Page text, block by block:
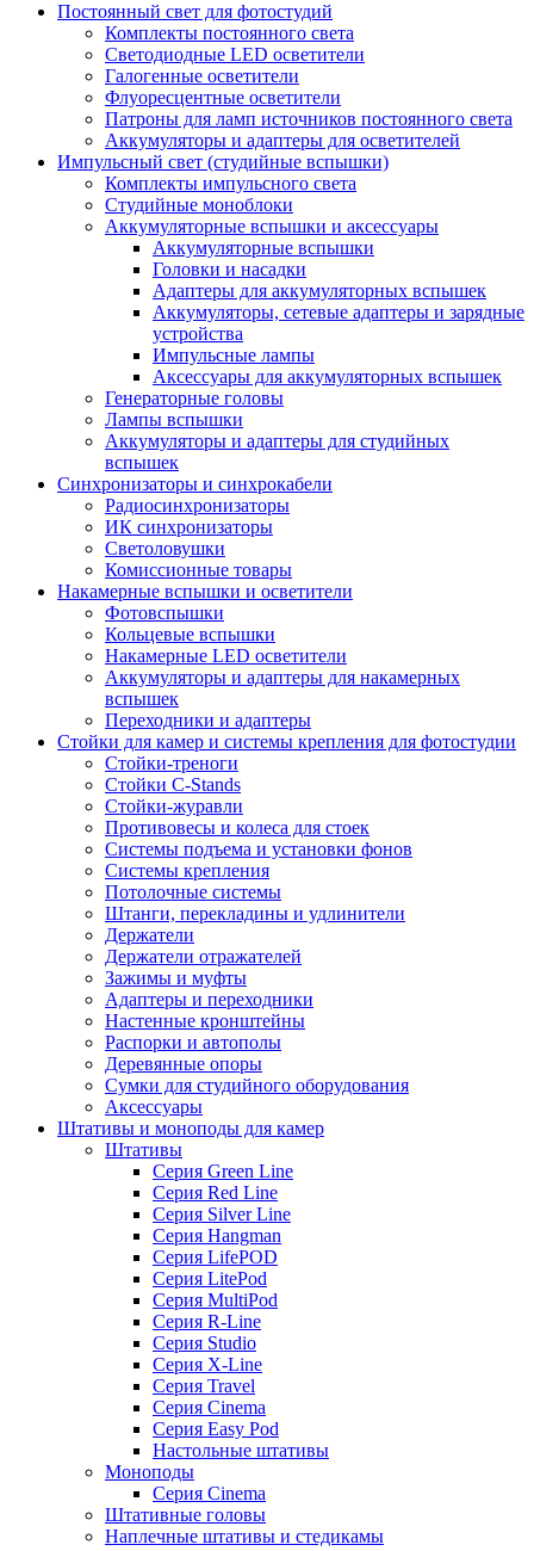
Постоянный свет для фотостудий
Комплекты постоянного света
Светодиодные LED осветители
Галогенные осветители
Флуоресцентные осветители
Патроны для ламп источников постоянного света
Аккумуляторы и адаптеры для осветителей
Импульсный свет (студийные вспышки)
Комплекты импульсного света
Студийные моноблоки
Аккумуляторные вспышки и аксессуары
Аккумуляторные вспышки
Головки и насадки
Адаптеры для аккумуляторных вспышек
Аккумуляторы, сетевые адаптеры и зарядные
устройства
Импульсные лампы
Аксессуары для аккумуляторных вспышек
Генераторные головы
Лампы вспышки
Аккумуляторы и адаптеры для студийных
вспышек
Синхронизаторы и синхрокабели
Радиосинхронизаторы
ИК синхронизаторы
Светоловушки
Комиссионные товары
Накамерные вспышки и осветители
Фотовспышки
Кольцевые вспышки
Накамерные LED осветители
Аккумуляторы и адаптеры для накамерных
вспышек
Переходники и адаптеры
Стойки для камер и системы крепления для фотостудии
Стойки-треноги
Стойки C-Stands
Стойки-журавли
Противовесы и колеса для стоек
Системы подъема и установки фонов
Системы крепления
Потолочные системы
Штанги, перекладины и удлинители
Держатели
Держатели отражателей
Зажимы и муфты
Адаптеры и переходники
Настенные кронштейны
Распорки и автополы
Деревянные опоры
Сумки для студийного оборудования
Аксессуары
Штативы и моноподы для камер
Штативы
Серия Green Line
Серия Red Line
Серия Silver Line
Серия Hangman
Серия LifePOD
Серия LitePod
Серия MultiPod
Серия R-Line
Серия Studio
Серия X-Line
Серия Travel
Серия Cinema
Серия Easy Pod
Настольные штативы
Моноподы
Серия Cinema
Штативные головы
Наплечные штативы и стедикамы